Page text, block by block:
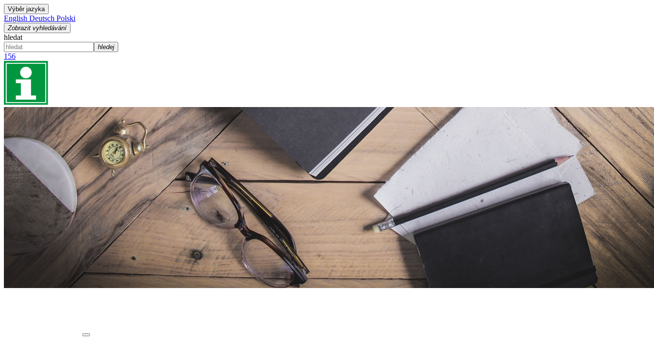
Výběr jazyka
English Deutsch Polski
Zobrazit vyhledávání
hledat
hledej
156